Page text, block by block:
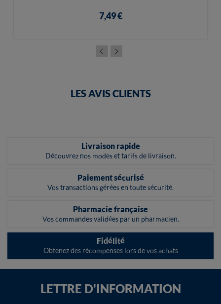
7,49 €
LES AVIS CLIENTS
Livraison rapide
Découvrez nos modes et tarifs de livraison.
Paiement sécurisé
Vos transactions gérées en toute sécurité.
Pharmacie française
Vos commandes validées par un pharmacien.
Fidélité
Obtenez des récompenses lors de vos achats
LETTRE D'INFORMATION